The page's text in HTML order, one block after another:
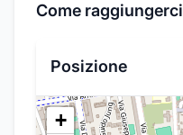
Come raggiungerci
Posizione
+